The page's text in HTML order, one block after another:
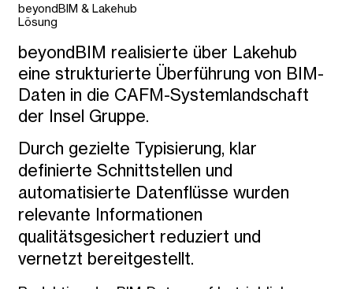
beyondBIM realisierte über Lakehub
eine strukturierte Überführung von BIM-
Daten in die CAFM-Systemlandschaft
der Insel Gruppe.
Durch gezielte Typisierung, klar
definierte Schnittstellen und
automatisierte Datenflüsse wurden
relevante Informationen
qualitätsgesichert reduziert und
vernetzt bereitgestellt.
beyondBIM & Lakehub
Lösung